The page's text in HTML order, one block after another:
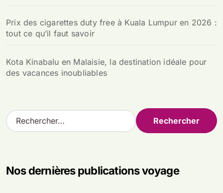
Prix des cigarettes duty free à Kuala Lumpur en 2026 :
tout ce qu’il faut savoir
Kota Kinabalu en Malaisie, la destination idéale pour
des vacances inoubliables
R
e
rNos dernières publications voyage